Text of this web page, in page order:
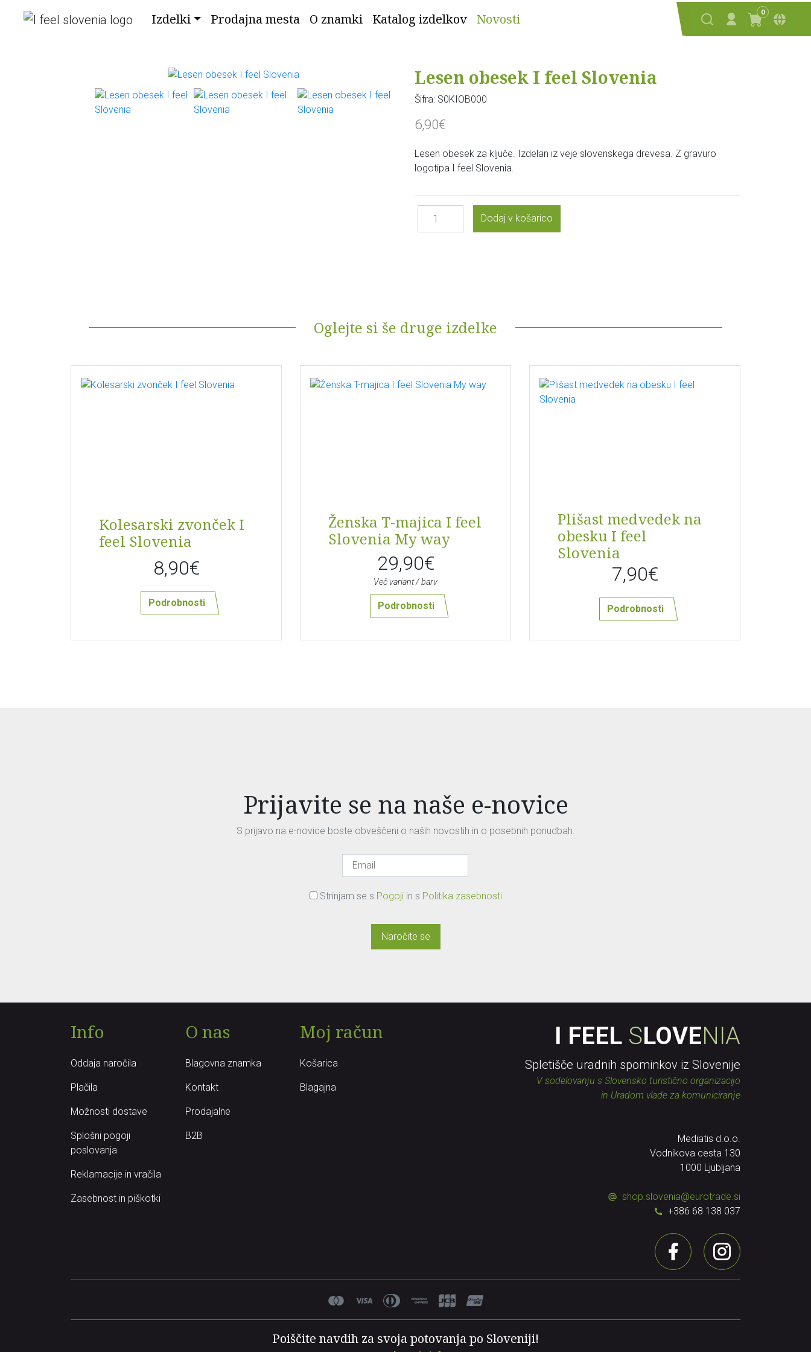
Izdelki Prodajna mesta O znamki Katalog izdelkov Novosti 0
Lesen obesek I feel Slovenia
Šifra: S0KIOB000
6,90€
Lesen obesek za ključe. Izdelan iz veje slovenskega drevesa. Z gravuro
logotipa I feel Slovenia.
Oglejte si še druge izdelke
Kolesarski zvonček I
feel Slovenia
8,90€
Podrobnosti
Ženska T-majica I feel
Slovenia My way
29,90€
Več variant / barv
Podrobnosti
Plišast medvedek na
obesku I feel
Slovenia
7,90€
Podrobnosti
Prijavite se na naše e-novice
S prijavo na e-novice boste obveščeni o naših novostih in o posebnih ponudbah.
Strinjam se s Pogoji in s Politika zasebnosti
Naročite se
Info
Oddaja naročila
Plačila
Možnosti dostave
Splošni pogoji
poslovanja
Reklamacije in vračila
Zasebnost in piškotki
O nas
Blagovna znamka
Kontakt
Prodajalne
B2B
Moj račun
Košarica
Blagajna
I FEEL SLOVENIA
Spletišče uradnih spominkov iz Slovenije
V sodelovanju s Slovensko turistično organizacijo
in Uradom vlade za komuniciranje
Mediatis d.o.o.
Vodnikova cesta 130
1000 Ljubljana
shop.slovenia@eurotrade.si
+386 68 138 037
Poiščite navdih za svoja potovanja po Sloveniji!